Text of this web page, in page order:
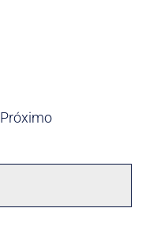
Próximo